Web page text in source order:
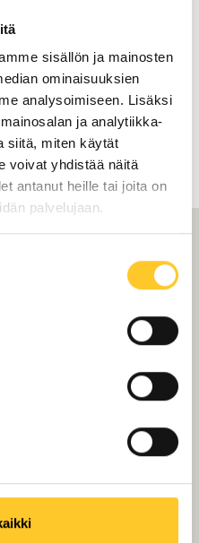
sisällön ja mainosten
ominaisuuksien
analysoimiseen. Lisäksi
ja analytiikka-
siitä, miten käytät
voivat yhdistää näitä
antanut heille tai joita on
palvelujaan.